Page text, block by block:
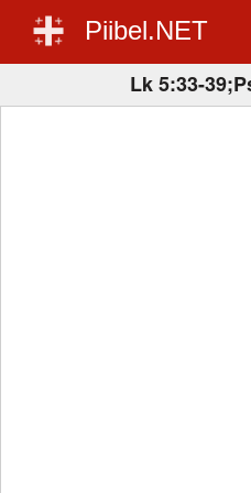
Piibel.NET
Lk 5:33-